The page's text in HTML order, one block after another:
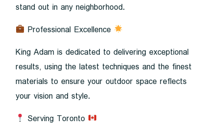
stand out in any neighborhood.
Professional Excellence
King Adam is dedicated to delivering exceptional
results, using the latest techniques and the finest
materials to ensure your outdoor space reflects
your vision and style.
Serving Toronto